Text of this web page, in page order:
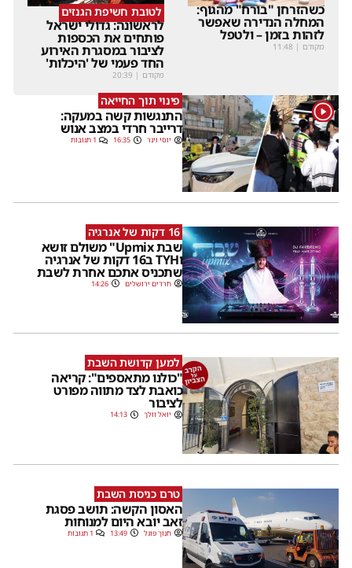
כשהזרחן "בורח" מהגוף:
המחלה הנדירה שאפשר
לזהות בזמן – ולטפל
מקודם |
11:48
לטובת חשיפת הגנזים
לראשונה: גדולי ישראל
פותחים את הכספות
לציבור במסגרת האירוע
החד פעמי של 'היכלות'
מקודם |
20:39
1 פינוי תוך החייאה
התנגשות קשה במעקה:
דרייבר חרדי במצב אנוש
יוסי וינר 16:35 1 תגובות
16 דקות של אנרגיה
שבת Upmix" משולם זושא
וTYH ב16 דקות של אנרגיה
שתכניס אתכם אחרת לשבת
חרדים ירושלים 14:26
למען קדושת השבת
"כולנו מתאספים": קריאה
כואבת לצד מתווה מפורט
לציבור
יואל וולך 14:13
טרם כניסת השבת
האסון הקשה: תושב פסגת
זאב יובא היום למנוחות
חנוך פוגל 13:49 1 תגובות